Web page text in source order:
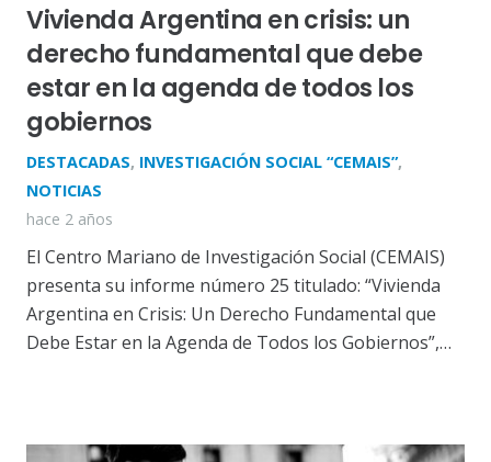
Vivienda Argentina en crisis: un
derecho fundamental que debe
estar en la agenda de todos los
gobiernos
DESTACADAS, INVESTIGACIÓN SOCIAL “CEMAIS”,
NOTICIAS
hace 2 años
El Centro Mariano de Investigación Social (CEMAIS)
presenta su informe número 25 titulado: “Vivienda
Argentina en Crisis: Un Derecho Fundamental que
Debe Estar en la Agenda de Todos los Gobiernos”,…